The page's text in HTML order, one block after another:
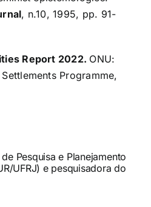
, n.10, 1995, pp. 91-
Report 2022. ONU:
Programme,
Pesquisa e Planejamento
UFRJ) e pesquisadora do